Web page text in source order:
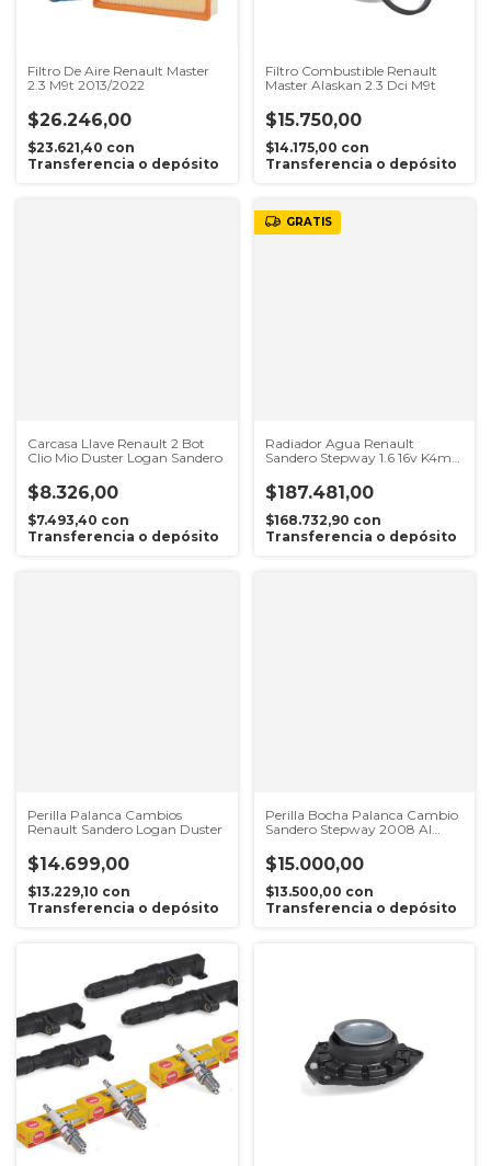
Filtro De Aire Renault Master
2.3 M9t 2013/2022
$26.246,00
$23.621,40 con
Transferencia o depósito
Filtro Combustible Renault
Master Alaskan 2.3 Dci M9t
$15.750,00
$14.175,00 con
Transferencia o depósito
Carcasa Llave Renault 2 Bot
Clio Mio Duster Logan Sandero
$8.326,00
$7.493,40 con
Transferencia o depósito
GRATIS
Radiador Agua Renault
Sandero Stepway 1.6 16v K4m
$187.481,00
$168.732,90 con
Transferencia o depósito
Perilla Palanca Cambios
Renault Sandero Logan Duster
$14.699,00
$13.229,10 con
Transferencia o depósito
Perilla Bocha Palanca Cambio
Sandero Stepway 2008 Al
$15.000,00
$13.500,00 con
Transferencia o depósito